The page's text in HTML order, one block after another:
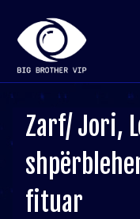
Zarf/ Jori,
fituar